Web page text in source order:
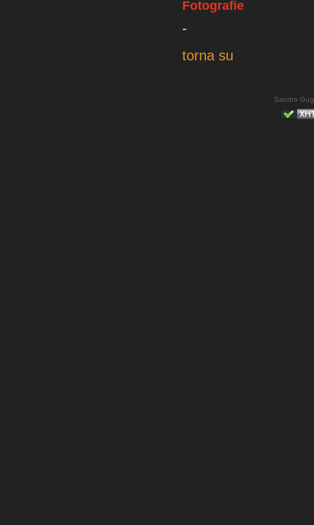
Fotografie
-
torna su
Sandro